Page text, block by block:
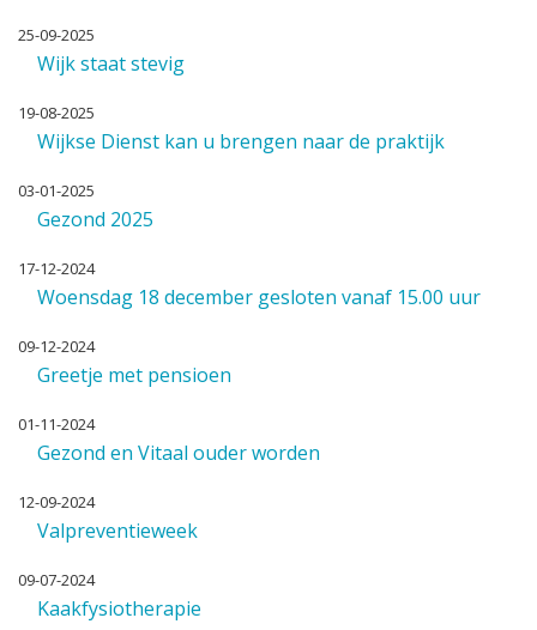
25-09-2025
Wijk staat stevig
19-08-2025
Wijkse Dienst kan u brengen naar de praktijk
03-01-2025
Gezond 2025
17-12-2024
Woensdag 18 december gesloten vanaf 15.00 uur
09-12-2024
Greetje met pensioen
01-11-2024
Gezond en Vitaal ouder worden
12-09-2024
Valpreventieweek
09-07-2024
Kaakfysiotherapie